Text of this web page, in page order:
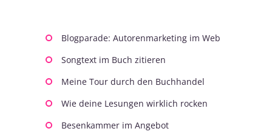
Blogparade: Autorenmarketing im Web
Songtext im Buch zitieren
Meine Tour durch den Buchhandel
Wie deine Lesungen wirklich rocken
Besenkammer im Angebot